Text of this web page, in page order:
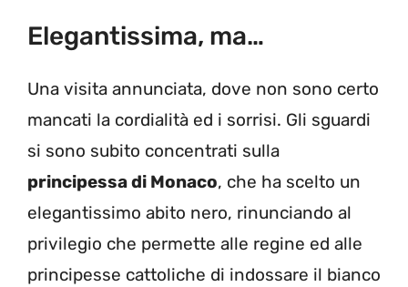
Elegantissima, ma…
Una visita annunciata, dove non sono certo
mancati la cordialità ed i sorrisi. Gli sguardi
si sono subito concentrati sulla
principessa di Monaco, che ha scelto un
elegantissimo abito nero, rinunciando al
privilegio che permette alle regine ed alle
principesse cattoliche di indossare il bianco